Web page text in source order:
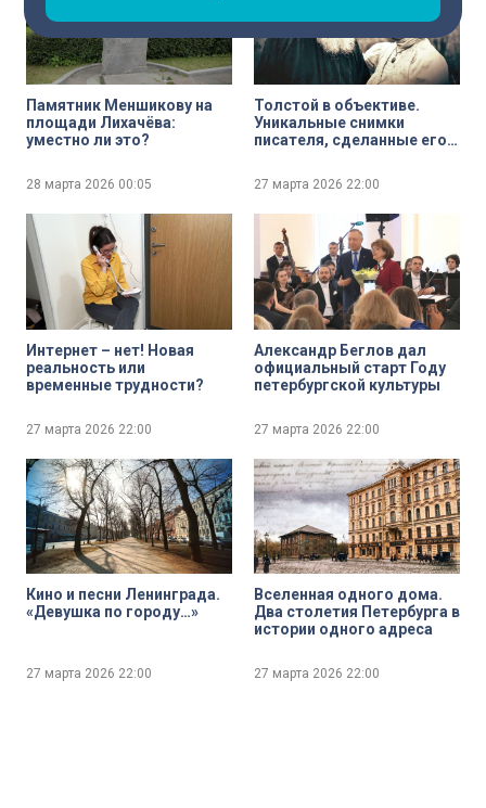
Памятник Меншикову на
площади Лихачёва:
уместно ли это?
28 марта 2026 00:05
Толстой в объективе.
Уникальные снимки
писателя, сделанные его
27 марта 2026 22:00
Интернет – нет! Новая
реальность или
временные трудности?
27 марта 2026 22:00
Александр Беглов дал
официальный старт Году
петербургской культуры
27 марта 2026 22:00
Кино и песни Ленинграда.
«Девушка по городу…»
27 марта 2026 22:00
Вселенная одного дома.
Два столетия Петербурга в
истории одного адреса
27 марта 2026 22:00